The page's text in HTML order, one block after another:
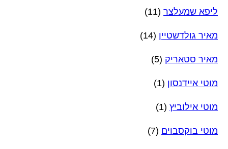
ליפא שמעלצר (11)
מאיר גולדשטיין (14)
מאיר סטאריק (5)
מוטי איידנסון (1)
מוטי אילוביץ (1)
מוטי בוקסבוים (7)